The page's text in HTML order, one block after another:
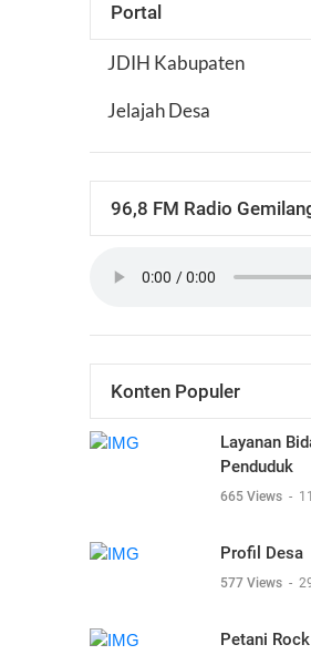
Portal
JDIH Kabupaten
Jelajah Desa
96,8 FM Radio
Konten Populer
Layanan
Penduduk
665 Views -
Profil Desa
577 Views -
Petani Rock